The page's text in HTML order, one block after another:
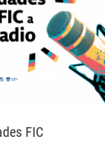
FIC